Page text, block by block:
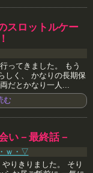
スロットルケー
ってきました。 もう
しく、 かなりの長期保
だとかなり一人...
む
い－最終話－
ｗ・▽
りきりました。 そり